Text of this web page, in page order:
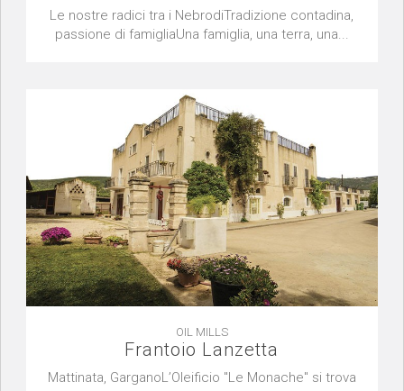
Le nostre radici tra i NebrodiTradizione contadina,
passione di famigliaUna famiglia, una terra, una...
OIL MILLS
Frantoio Lanzetta
Mattinata, GarganoL’Oleificio "Le Monache" si trova